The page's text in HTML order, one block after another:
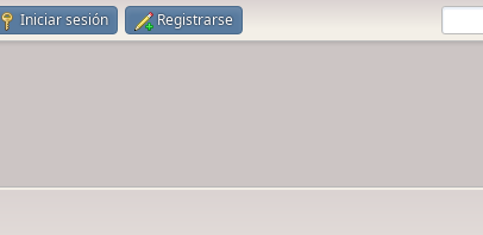
Iniciar sesión Registrarse